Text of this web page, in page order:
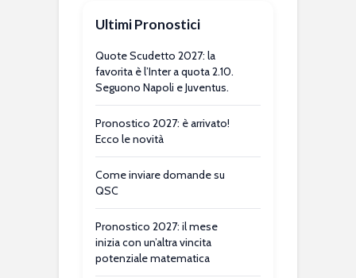
Ultimi Pronostici
Quote Scudetto 2027: la
favorita è l’Inter a quota 2.10.
Seguono Napoli e Juventus.
Pronostico 2027: è arrivato!
Ecco le novità
Come inviare domande su
QSC
Pronostico 2027: il mese
inizia con un’altra vincita
potenziale matematica